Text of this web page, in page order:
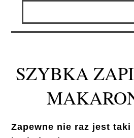
SZYBKA
Zapewne nie raz jest